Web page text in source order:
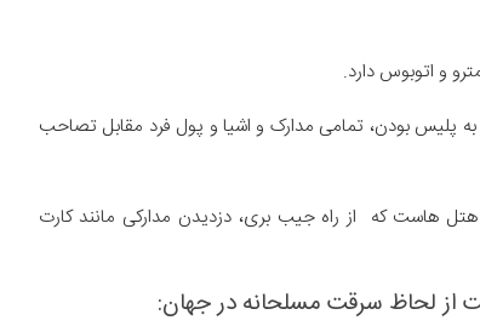
و اتوبوس دارد.
پلیس بودن، تمامی مدارک و اشیا و پول فرد مقابل تصاحب
هاست که از راه جیب بری، دزدیدن مدارکی مانند کارت
از لحاظ سرقت مسلحانه در جهان: